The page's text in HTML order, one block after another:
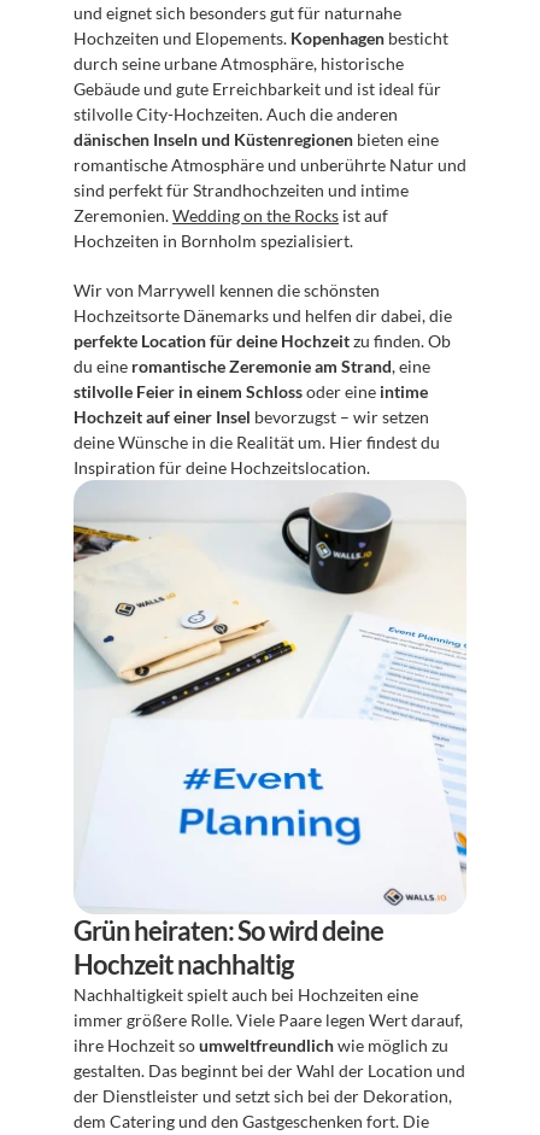
und eignet sich besonders gut für naturnahe
Hochzeiten und Elopements. Kopenhagen besticht
durch seine urbane Atmosphäre, historische
Gebäude und gute Erreichbarkeit und ist ideal für
dänischen Inseln und Küstenregionen bieten eine
romantische Atmosphäre und unberührte Natur und
sind perfekt für Strandhochzeiten und intime
Zeremonien. Wedding on the Rocks ist auf
Hochzeiten in Bornholm spezialisiert.
Wir von Marrywell kennen die schönsten
perfekte Location für deine Hochzeit zu finden. Ob
du eine romantische Zeremonie am Strand
stilvolle Feier in einem Schloss oder eine intime
Hochzeit auf einer Insel bevorzugst – wir setzen
deine Wünsche in die Realität um. Hier findest du
Inspiration für deine Hochzeitslocation.
Grün heiraten: So wird deine
Hochzeit nachhaltig
Nachhaltigkeit spielt auch bei Hochzeiten eine
immer größere Rolle. Viele Paare legen Wert darauf,
ihre Hochzeit so umweltfreundlich wie möglich zu
gestalten. Das beginnt bei der Wahl der Location und
der Dienstleister und setzt sich bei der Dekoration,